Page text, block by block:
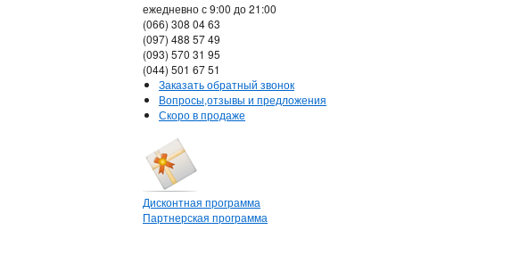
ежедневно с 9:00 до 21:00
(066) 308 04 63
(097) 488 57 49
(093) 570 31 95
(044) 501 67 51
Заказать обратный звонок
Вопросы,отзывы и предложения
Скоро в продаже
Дисконтная программа
Партнерская программа